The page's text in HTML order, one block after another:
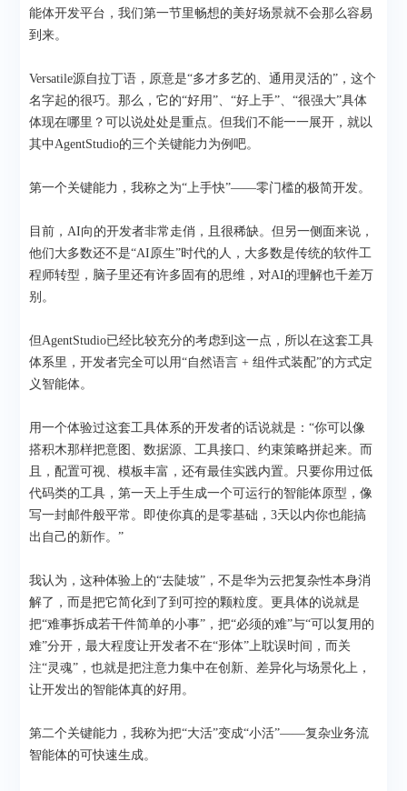
能体开发平台，我们第一节里畅想的美好场景就不会那么容易
到来。
Versatile源自拉丁语，原意是“多才多艺的、通用灵活的”，这个
名字起的很巧。那么，它的“好用”、“好上手”、“很强大”具体
体现在哪里？可以说处处是重点。但我们不能一一展开，就以
其中AgentStudio的三个关键能力为例吧。
第一个关键能力，我称之为“上手快”——零门槛的极简开发。
目前，AI向的开发者非常走俏，且很稀缺。但另一侧面来说，
他们大多数还不是“AI原生”时代的人，大多数是传统的软件工
程师转型，脑子里还有许多固有的思维，对AI的理解也千差万
别。
但AgentStudio已经比较充分的考虑到这一点，所以在这套工具
体系里，开发者完全可以用“自然语言 + 组件式装配”的方式定
义智能体。
用一个体验过这套工具体系的开发者的话说就是：“你可以像
搭积木那样把意图、数据源、工具接口、约束策略拼起来。而
且，配置可视、模板丰富，还有最佳实践内置。只要你用过低
代码类的工具，第一天上手生成一个可运行的智能体原型，像
写一封邮件般平常。即使你真的是零基础，3天以内你也能搞
出自己的新作。”
我认为，这种体验上的“去陡坡”，不是华为云把复杂性本身消
解了，而是把它简化到了到可控的颗粒度。更具体的说就是
把“难事拆成若干件简单的小事”，把“必须的难”与“可以复用的
难”分开，最大程度让开发者不在“形体”上耽误时间，而关
注“灵魂”，也就是把注意力集中在创新、差异化与场景化上，
让开发出的智能体真的好用。
第二个关键能力，我称为把“大活”变成“小活”——复杂业务流
智能体的可快速生成。